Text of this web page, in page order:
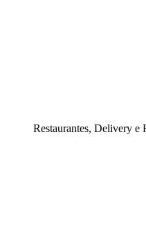
Restaurantes, Delivery e